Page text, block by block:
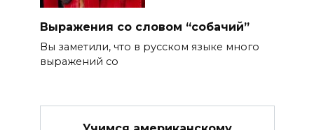
Выражения со словом “собачий”
Вы заметили, что в русском языке много
выражений со